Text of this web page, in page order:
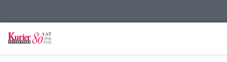
Rockefeller nieznany. Wykład szczecińskiej